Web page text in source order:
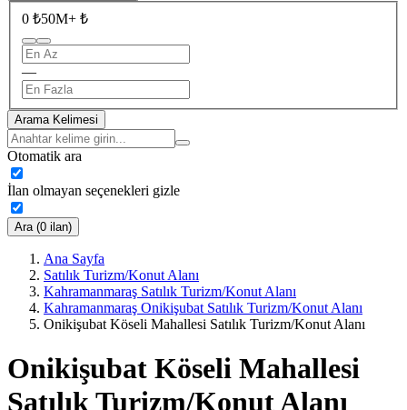
0 ₺50M+ ₺
—
Arama Kelimesi
Otomatik ara
İlan olmayan seçenekleri gizle
Ara (0 ilan)
Ana Sayfa
Satılık Turizm/Konut Alanı
Kahramanmaraş Satılık Turizm/Konut Alanı
Kahramanmaraş Onikişubat Satılık Turizm/Konut Alanı
Onikişubat Köseli Mahallesi Satılık Turizm/Konut Alanı
Onikişubat Köseli Mahallesi
Satılık Turizm/Konut Alanı